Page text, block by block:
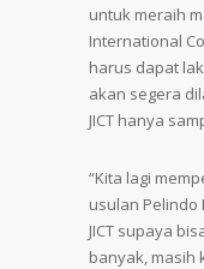
untuk meraih
International
harus dapat
akan segera
JICT hanya
“Kita lagi
usulan Pelindo
JICT supaya
banyak, masih